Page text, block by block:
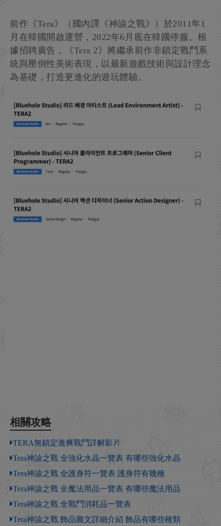
前作《Tera》（國內譯《神諭之戰》）於2011年1
月在韓國開啟運營，2022年6月底在韓國停服。根
據招聘廣告，《Tera 2》將繼承前作非鎖定戰鬥系
統與壓倒性美術表現，以最新遊戲技術與設計理念
為基礎，打造更進化的遊玩體驗。
相關攻略
TERA無鎖定激爽戰鬥詳解影片
Tera神諭之戰 全強化水晶一覽表 有哪些強化水晶
Tera神諭之戰 全護身符一覽表 護身符有幾種
Tera神諭之戰 全魔法用品一覽表 有哪些魔法用品
Tera神諭之戰 全戰鬥消耗品一覽表
Tera神諭之戰 飾品圖文詳細介紹 飾品有哪些種類